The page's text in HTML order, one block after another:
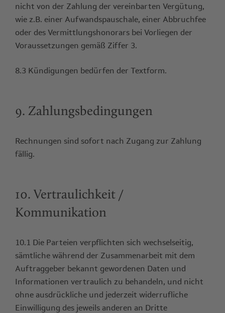
nicht von der Zahlung der vereinbarten Vergütung,
wie z.B. einer Aufwandspauschale, einer Abbruchfee
oder des Vermittlungshonorars bei Vorliegen der
Voraussetzungen gemäß Ziffer 3.
8.3 Kündigungen bedürfen der Textform.
9. Zahlungsbedingungen
Rechnungen sind sofort nach Zugang zur Zahlung
fällig.
10. Vertraulichkeit /
Kommunikation
10.1 Die Parteien verpflichten sich wechselseitig,
sämtliche während der Zusammenarbeit mit dem
Auftraggeber bekannt gewordenen Daten und
Informationen vertraulich zu behandeln, und nicht
ohne ausdrückliche und jederzeit widerrufliche
Einwilligung des jeweils anderen an Dritte